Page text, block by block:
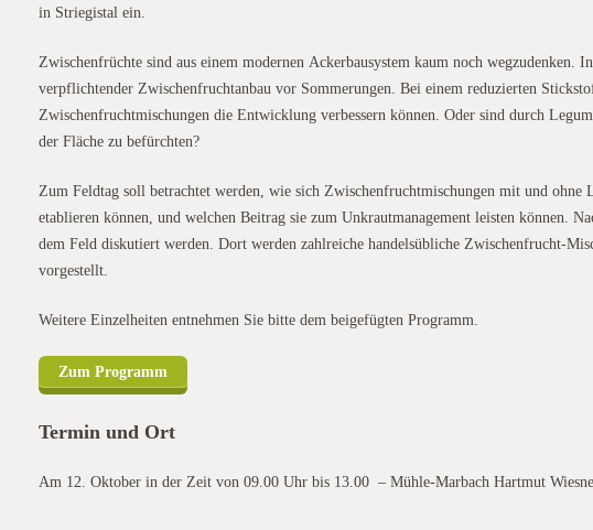
in Striegistal ein.
Zwischenfrüchte sind aus einem modernen Ackerbausystem kaum noch wegzudenken.
verpflichtender Zwischenfruchtanbau vor Sommerungen. Bei einem reduzierten
Zwischenfruchtmischungen die Entwicklung verbessern können. Oder sind durch
der Fläche zu befürchten?
Zum Feldtag soll betrachtet werden, wie sich Zwischenfruchtmischungen mit und ohne
etablieren können, und welchen Beitrag sie zum Unkrautmanagement leisten können.
dem Feld diskutiert werden. Dort werden zahlreiche handelsübliche Zwischenfrucht-
vorgestellt.
Weitere Einzelheiten entnehmen Sie bitte dem beigefügten Programm.
Zum Programm
Termin und Ort
Am 12. Oktober in der Zeit von 09.00 Uhr bis 13.00 – Mühle-Marbach Hartmut